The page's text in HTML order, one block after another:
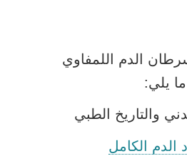
الدم اللمفاوي
يلي:
والتاريخ الطبي
الدم الكامل